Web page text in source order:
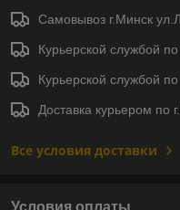
Самовывоз г.Минск
Курьерской службой
Курьерской службой
Доставка курьером по
Все условия доставки
Условия оплаты